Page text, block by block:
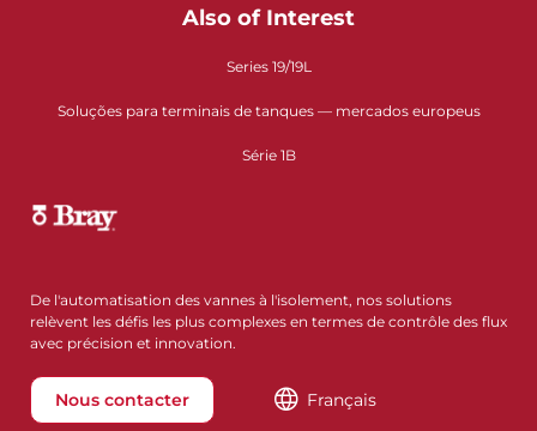
Also of Interest
Series 19/19L
Soluções para terminais de tanques — mercados europeus
Série 1B
De l'automatisation des vannes à l'isolement, nos solutions
relèvent les défis les plus complexes en termes de contrôle des flux
avec précision et innovation.
Nous contacter Français